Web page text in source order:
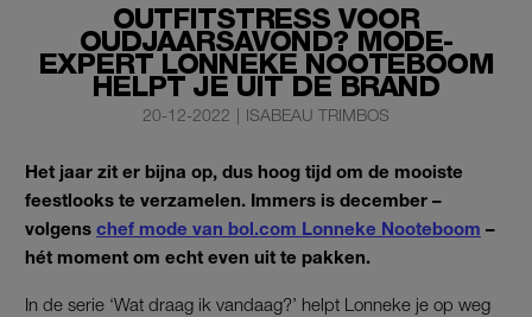
OUTFITSTRESS VOOR
OUDJAARSAVOND? MODE-
EXPERT LONNEKE NOOTEBOOM
HELPT JE UIT DE BRAND
20-12-2022 | ISABEAU TRIMBOS
Het jaar zit er bijna op, dus hoog tijd om de mooiste
feestlooks te verzamelen. Immers is december –
volgens chef mode van bol.com Lonneke Nooteboom –
hét moment om echt even uit te pakken.
In de serie ‘Wat draag ik vandaag?’ helpt Lonneke je op weg